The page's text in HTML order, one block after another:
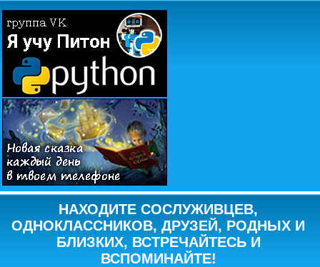
НАХОДИТЕ СОСЛУЖИВЦЕВ,
ОДНОКЛАССНИКОВ, ДРУЗЕЙ, РОДНЫХ И
БЛИЗКИХ, ВСТРЕЧАЙТЕСЬ И
ВСПОМИНАЙТЕ!